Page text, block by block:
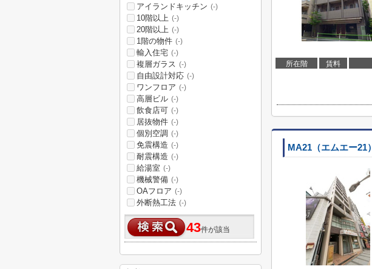
所在階 賃料
MA21（エムエー21）
アイランドキッチン (-)
10階以上 (-)
20階以上 (-)
1階の物件 (-)
輸入住宅 (-)
複層ガラス (-)
自由設計対応 (-)
ワンフロア (-)
高層ビル (-)
飲食店可 (-)
居抜物件 (-)
個別空調 (-)
免震構造 (-)
耐震構造 (-)
給湯室 (-)
機械警備 (-)
OAフロア (-)
外断熱工法 (-)
43件が該当